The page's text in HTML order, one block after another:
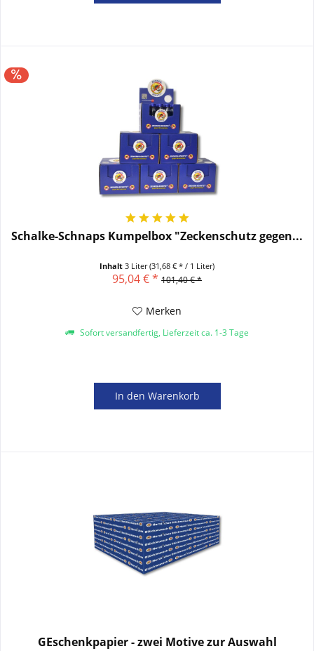
Schalke-Schnaps Kumpelbox "Zeckenschutz gegen...
Inhalt3 Liter(31,68 € * / 1 Liter)
95,04 € * 101,40 € *
Merken
Sofort versandfertig, Lieferzeit ca. 1-3 Tage
In den Warenkorb
GEschenkpapier - zwei Motive zur Auswahl